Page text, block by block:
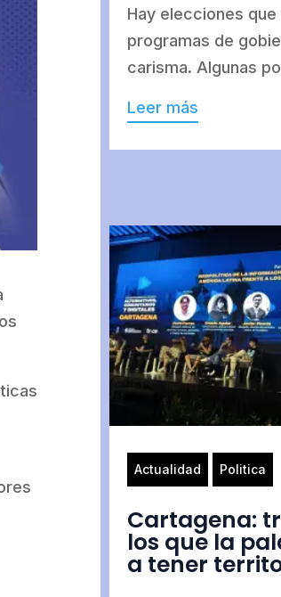
Hay elecciones
programas de
carisma. Algunas
Leer más
Actualidad Politica
Cartagena:
los que la
a tener